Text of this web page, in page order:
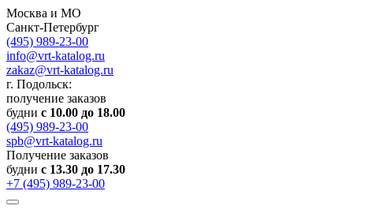
Москва и МО
Санкт-Петербург
(495) 989-23-00
info@vrt-katalog.ru
zakaz@vrt-katalog.ru
г. Подольск:
получение заказов
будни с 10.00 до 18.00
(495) 989-23-00
spb@vrt-katalog.ru
Получение заказов
будни с 13.30 до 17.30
+7 (495) 989-23-00